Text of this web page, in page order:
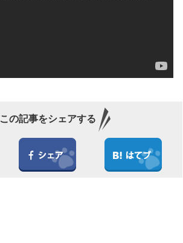
この記事をシェアする